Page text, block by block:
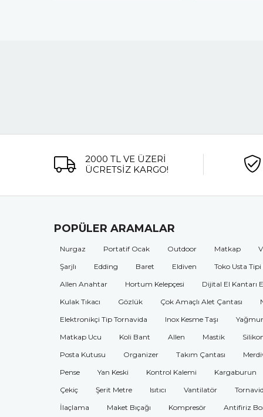
2000 TL VE ÜZERİ
ÜCRETSİZ KARGO!
POPÜLER ARAMALAR
Nurgaz Portatif Ocak Outdoor Matkap
Şarjlı
Edding Baret Eldiven
Toko Usta Tipi
Allen Anahtar
Hortum Kelepçesi
Dijital El Kantarı
Kulak Tıkacı
Gözlük Çok Amaçlı Alet Çantası
Elektronikçi Tip Tornavida
Inox Kesme Taşı
Matkap Ucu
Koli Bant Allen Mastik
Posta Kutusu
Organizer Takım Çantası
Pense
Yan Keski Kontrol Kalemi Kargaburun
Çekiç
Şerit Metre Isıtıcı Vantilatör
İlaçlama
Maket Bıçağı Kompresör Antifiriz